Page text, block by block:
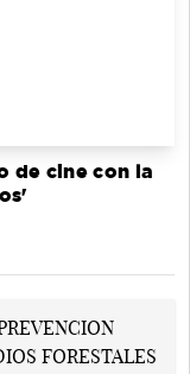
de cine con la